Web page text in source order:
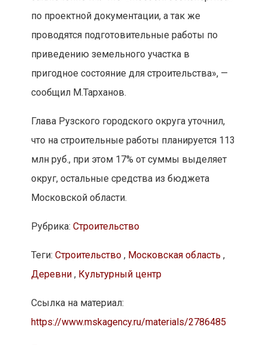
по проектной документации, а так же
проводятся подготовительные работы по
приведению земельного участка в
пригодное состояние для строительства», —
сообщил М.Тарханов.
Глава Рузского городского округа уточнил,
что на строительные работы планируется 113
млн руб., при этом 17% от суммы выделяет
округ, остальные средства из бюджета
Московской области.
Рубрика: Строительство
Теги: Строительство, Московская область ,
Деревни, Культурный центр
Ссылка на материал:
https://www.mskagency.ru/materials/2786485